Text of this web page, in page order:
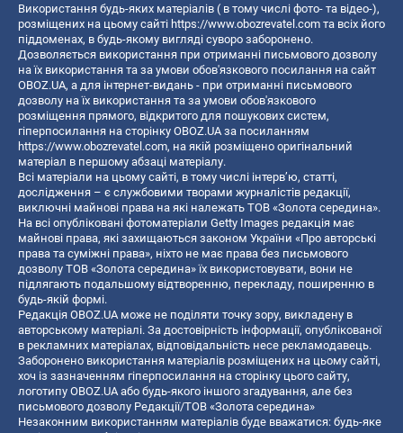
Використання будь-яких матеріалів ( в тому числі фото- та відео-),
розміщених на цьому сайті https://www.obozrevatel.com та всіх його
піддоменах, в будь-якому вигляді суворо заборонено.
Дозволяється використання при отриманні письмового дозволу
на їх використання та за умови обов'язкового посилання на сайт
OBOZ.UA, а для інтернет-видань - при отриманні письмового
дозволу на їх використання та за умови обов'язкового
розміщення прямого, відкритого для пошукових систем,
гіперпосилання на сторінку OBOZ.UA за посиланням
https://www.obozrevatel.com, на якій розміщено оригінальний
матеріал в першому абзаці матеріалу.
Всі матеріали на цьому сайті, в тому числі інтерв’ю, статті,
дослідження – є службовими творами журналістів редакції,
виключні майнові права на які належать ТОВ «Золота середина».
На всі опубліковані фотоматеріали Getty Images редакція має
майнові права, які захищаються законом України «Про авторські
права та суміжні права», ніхто не має права без письмового
дозволу ТОВ «Золота середина» їх використовувати, вони не
підлягають подальшому відтворенню, перекладу, поширенню в
будь-якій формі.
Редакція OBOZ.UA може не поділяти точку зору, викладену в
авторському матеріалі. За достовірність інформації, опублікованої
в рекламних матеріалах, відповідальність несе рекламодавець.
Заборонено використання матеріалів розміщених на цьому сайті,
хоч із зазначенням гіперпосилання на сторінку цього сайту,
логотипу OBOZ.UA або будь-якого іншого згадування, але без
письмового дозволу Редакції/ТОВ «Золота середина»
Незаконним використанням матеріалів буде вважатися: будь-яке